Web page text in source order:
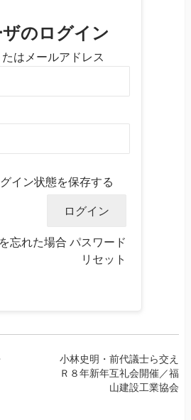
ザのログイン
はメールアドレス
イン状態を保存する
忘れた場合 パスワード
リセット
小林史明・前代議士ら交え
Ｒ８年新年互礼会開催／福
山建設工業協会